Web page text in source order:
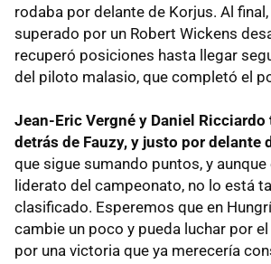
rodaba por delante de Korjus. Al
superado por un Robert Wickens
recuperó posiciones hasta llegar
del piloto malasio, que completó el
Jean-Eric Vergné y Daniel
detrás de Fauzy, y justo por delante
que sigue sumando puntos, y
liderato del campeonato, no lo está
clasificado. Esperemos que en
cambie un poco y pueda luchar por
por una victoria que ya merecería